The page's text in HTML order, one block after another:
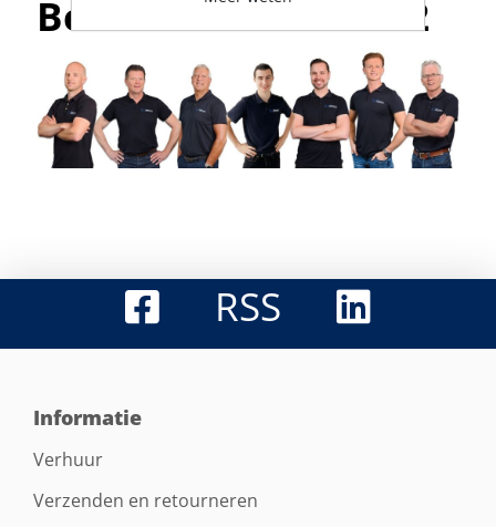
Bel met 0316-523142
RSS
Informatie
Verhuur
Verzenden en retourneren